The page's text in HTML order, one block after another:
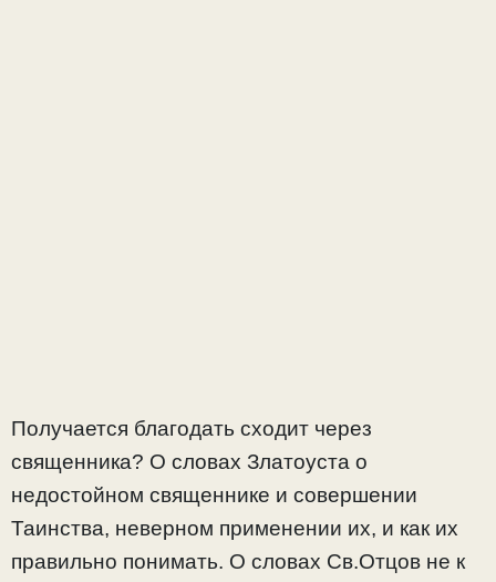
Получается благодать сходит через
священника? О словах Златоуста о
недостойном священнике и совершении
Таинства, неверном применении их, и как их
правильно понимать. О словах Св.Отцов не к